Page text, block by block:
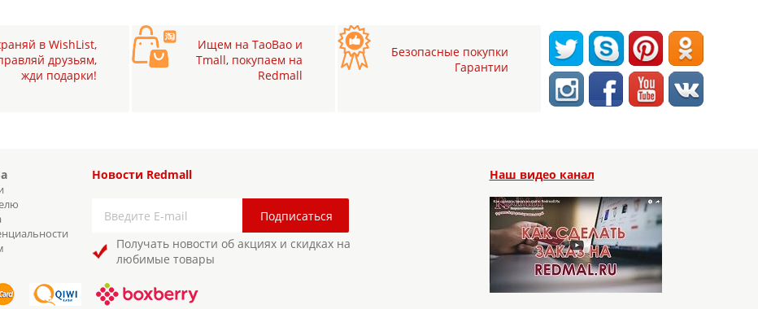
в WishList,
друзьям,
жди подарки!
Ищем на TaoBao и
Tmall, покупаем на
Redmall
Безопасные покупки
Гарантии
Новости Redmall
Получать новости об акциях и скидках на
любимые товары
Наш видео канал